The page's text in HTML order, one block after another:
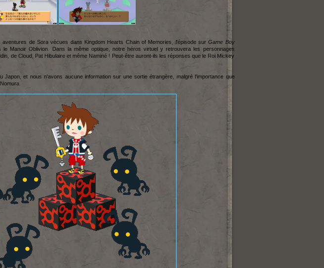
de Sora vécues dans Kingdom Hearts Chain of Memories, l'épisode surGame Boy
Manoir Oblivion. Dans la même optique, notre héros virtuel y retrouvera les personnages
de Cloud, Pat Hibulaire et même Naminé ! Peut-être auront-ils les réponses que le Roi Mickey
Japon, et nous n'avons aucune information sur une sortie étrangère, malgré l'importance que